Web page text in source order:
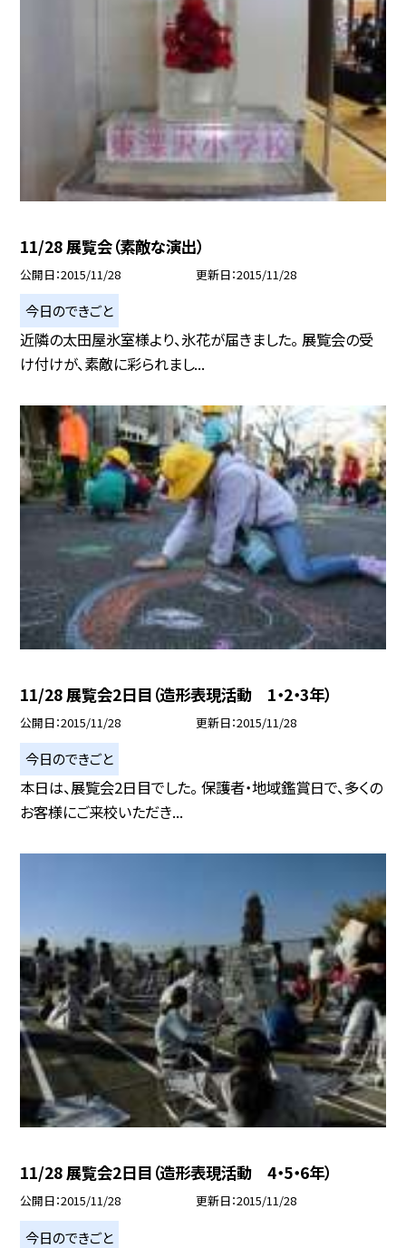
11/28 展覧会（素敵な演出）
公開日 2015/11/28 更新日 2015/11/28
今日のできごと
近隣の太田屋氷室様より、氷花が届きました。 展覧会の受
け付けが、素敵に彩られまし...
11/28 展覧会2日目（造形表現活動 1・2・3年）
公開日 2015/11/28 更新日 2015/11/28
今日のできごと
本日は、展覧会2日目でした。 保護者・地域鑑賞日で、多くの
お客様にご来校いただき...
11/28 展覧会2日目（造形表現活動 4・5・6年）
公開日 2015/11/28 更新日 2015/11/28
今日のできごと